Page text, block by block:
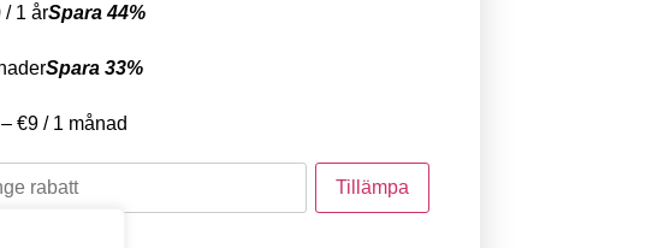
/ 1 årSpara 44%
Spara 33%
– €9 / 1 månad